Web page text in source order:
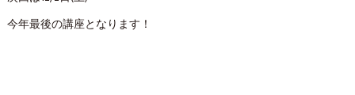
今年最後の講座となります！